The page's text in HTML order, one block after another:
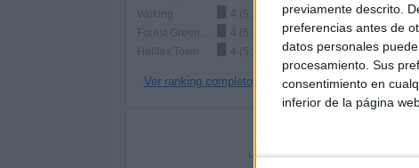
previamente descrito.
preferencias antes de
datos personales
procesamiento. Sus
consentimiento en
inferior de la página
Woking
4 (5.13%)
4 (5.13%)
Halifax Town
4 (5.13%)
Ver ranking completo